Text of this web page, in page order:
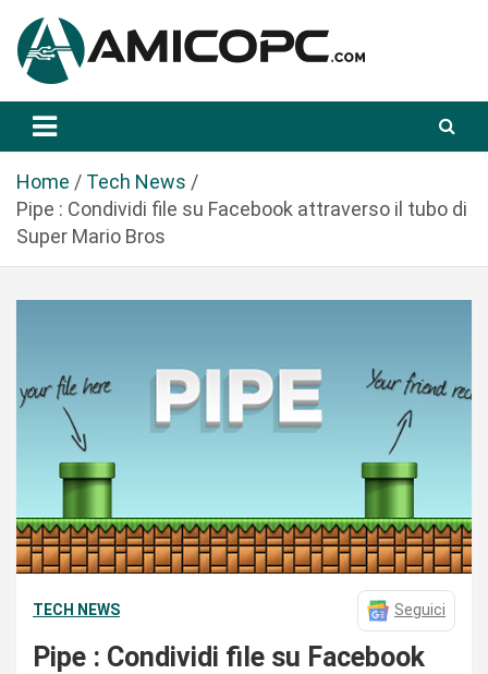
a
Amicopc.com
Home
Tech News
Pipe : Condividi file su Facebook attraverso il tubo di
Super Mario Bros
TECH NEWS Seguici
Pipe : Condividi file su Facebook